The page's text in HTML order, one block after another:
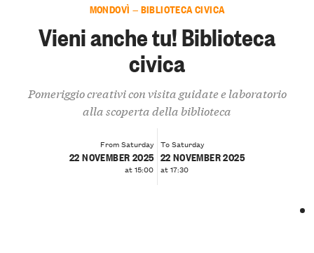
MONDOVÌ — BIBLIOTECA CIVICA
Vieni anche tu! Biblioteca
civica
Pomeriggio creativi con visita guidate e laboratorio
alla scoperta della biblioteca
From Saturday
22 NOVEMBER 2025
at 15:00
To Saturday
22 NOVEMBER 2025
at 17:30